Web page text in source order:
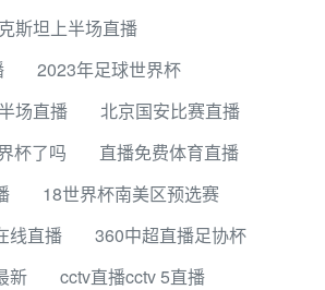
斯坦上半场直播
2023年足球世界杯
场直播
北京国安比赛直播
杯了吗
直播免费体育直播
18世界杯南美区预选赛
线直播
360中超直播足协杯
新
cctv直播cctv 5直播